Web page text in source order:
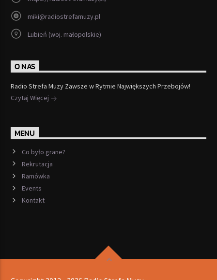
miki@radiostrefamuzy.pl
Lubień (woj. małopolskie)
O NAS
Radio Strefa Muzy Zawsze w Rytmie Największych Przebojów!
Czytaj Więcej
MENU
Co było grane?
Rekrutacja
Ramówka
Events
Kontakt